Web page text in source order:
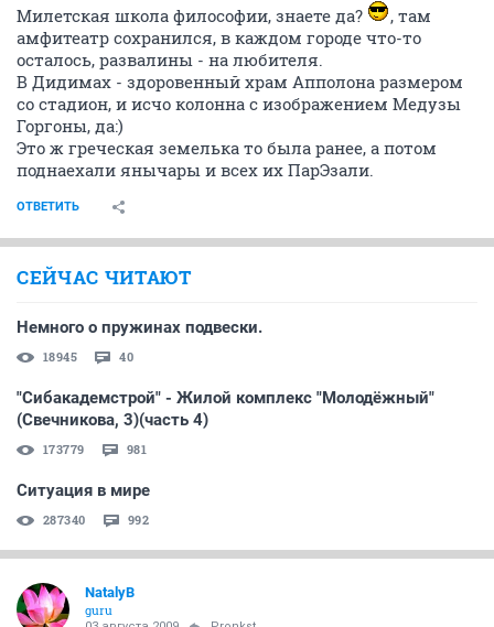
Милетская школа философии, знаете да?
, там
амфитеатр сохранился, в каждом городе что-то
осталось, развалины - на любителя.
В Дидимах - здоровенный храм Апполона размером
со стадион, и исчо колонна с изображением Медузы
Горгоны, да:)
Это ж греческая земелька то была ранее, а потом
поднаехали янычары и всех их ПарЭзали.
ОТВЕТИТЬ
СЕЙЧАС ЧИТАЮТ
Немного о пружинах подвески.
18945 40
"Сибакадемстрой" - Жилой комплекс "Молодёжный"
(Свечникова, 3)(часть 4)
173779 981
Ситуация в мире
287340 992
NatalyB
guru